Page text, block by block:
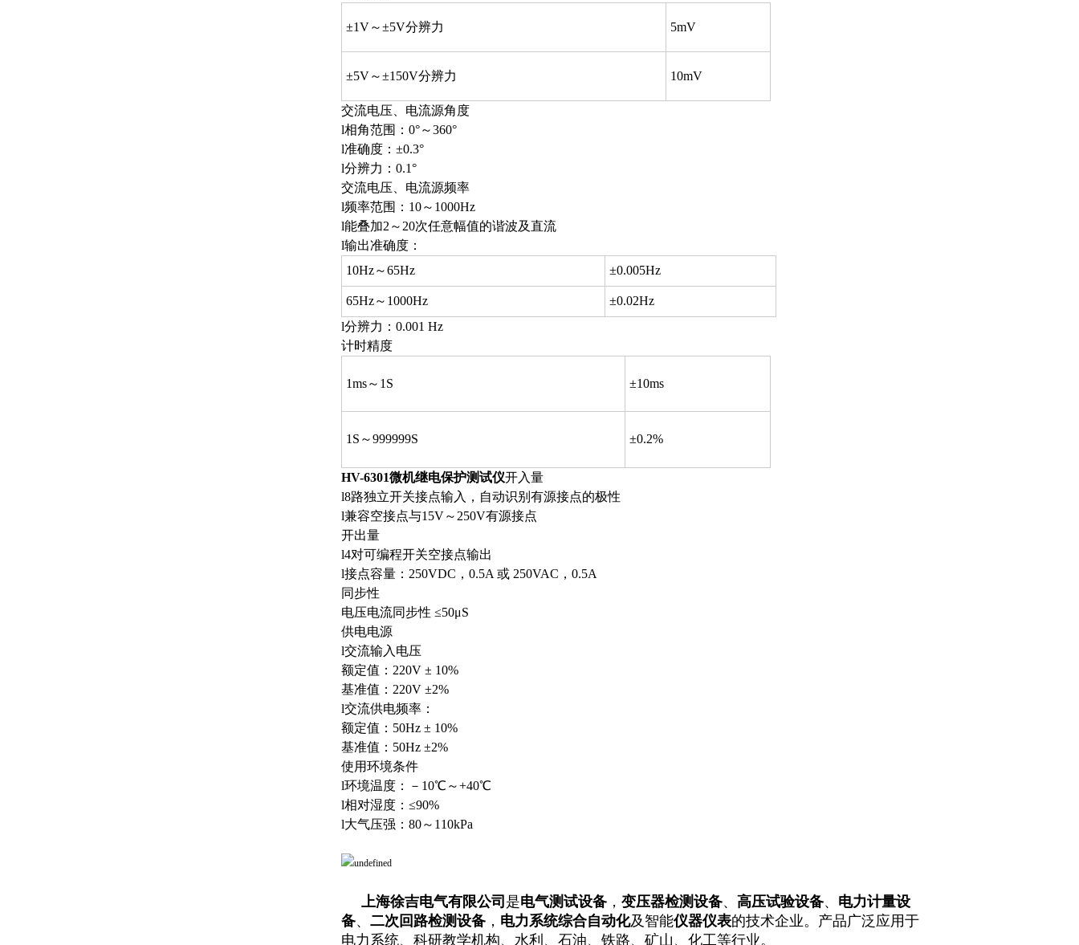
±1V～±5V分辨力 5mV
±5V～±150V分辨力 10mV
交流电压、电流源角度
l相角范围：0°～360°
l准确度：±0.3°
l分辨力：0.1°
交流电压、电流源频率
l频率范围：10～1000Hz
l能叠加2～20次任意幅值的谐波及直流
l输出准确度：
10Hz～65Hz
±0.005Hz
65Hz～1000Hz
±0.02Hz
l分辨力：0.001 Hz
计时精度
1ms～1S ±10ms
1S～999999S ±0.2%
HV-6301微机继电保护测试仪开入量
l8路独立开关接点输入，自动识别有源接点的极性
l兼容空接点与15V～250V有源接点
开出量
l4对可编程开关空接点输出
l接点容量：250VDC，0.5A 或 250VAC，0.5A
同步性
电压电流同步性 ≤50μS
供电电源
l交流输入电压
额定值：220V ± 10%
基准值：220V ±2%
l交流供电频率：
额定值：50Hz ± 10%
基准值：50Hz ±2%
使用环境条件
l环境温度：－10℃～+40℃
l相对湿度：≤90%
l大气压强：80～110kPa
上海徐吉电气有限公司 是电气测试设备 ， 变压器检测设备、 高压试验设备、 电力计量设
备、 二次回路检测设备 ， 电力系统综合自动化及智能仪器仪表的技术企业。产品广泛应用于
电力系统、科研教学机构、水利、石油、铁路、矿山、化工等行业。